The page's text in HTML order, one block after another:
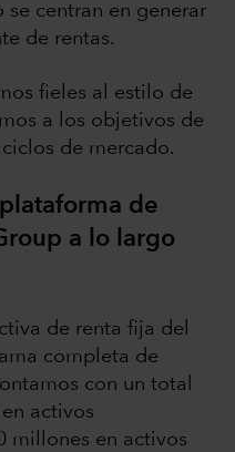
centran en generar
de rentas.
fieles al estilo de
a los objetivos de
de mercado.
de
a lo largo
de renta fija del
completa de
con un total
activos
millones en activos